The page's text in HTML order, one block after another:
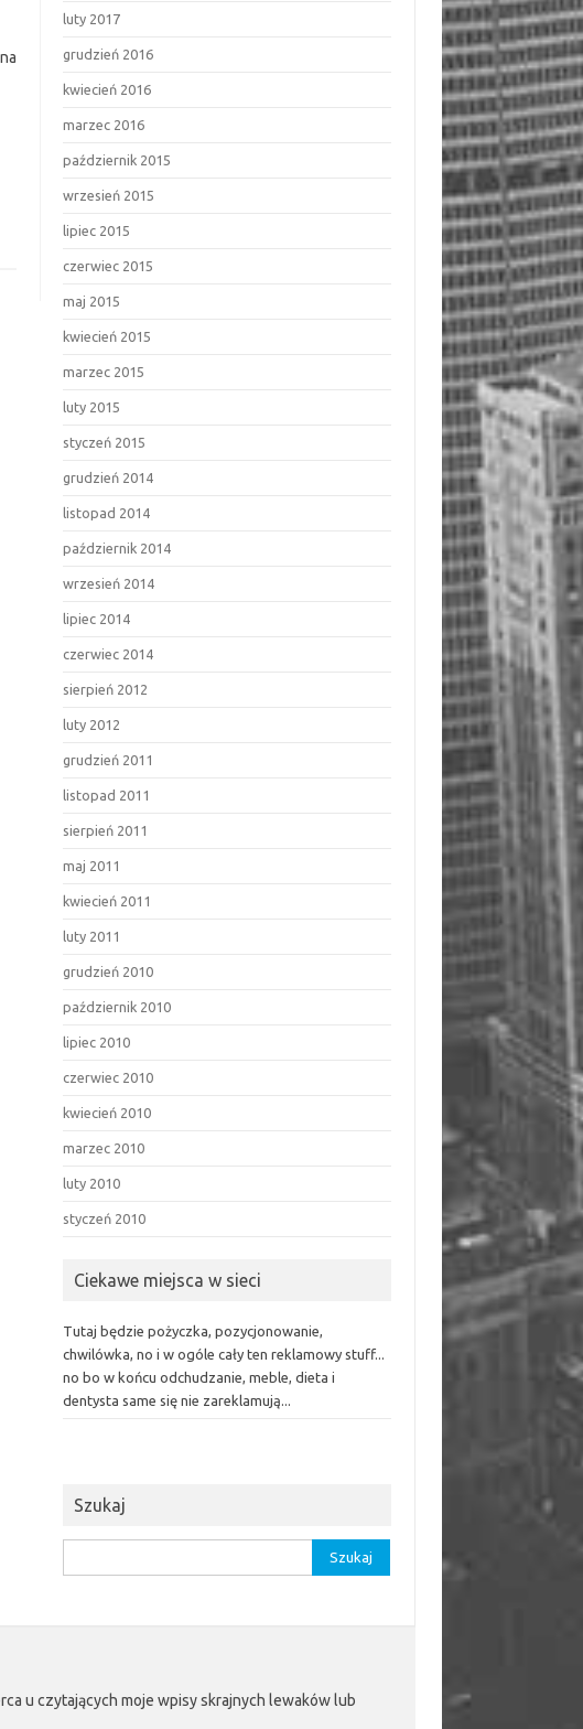
luty 2017
grudzień 2016
kwiecień 2016
marzec 2016
październik 2015
wrzesień 2015
lipiec 2015
czerwiec 2015
maj 2015
kwiecień 2015
marzec 2015
luty 2015
styczeń 2015
grudzień 2014
listopad 2014
październik 2014
wrzesień 2014
lipiec 2014
czerwiec 2014
sierpień 2012
luty 2012
grudzień 2011
listopad 2011
sierpień 2011
maj 2011
kwiecień 2011
luty 2011
grudzień 2010
październik 2010
lipiec 2010
czerwiec 2010
kwiecień 2010
marzec 2010
luty 2010
styczeń 2010
Ciekawe miejsca w sieci
Tutaj będzie pożyczka, pozycjonowanie,
chwilówka, no i w ogóle cały ten reklamowy stuff...
no bo w końcu odchudzanie, meble, dieta i
dentysta same się nie zareklamują...
Szukaj
u czytających moje wpisy skrajnych lewaków lub